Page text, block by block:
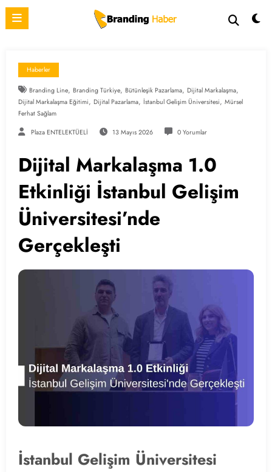
İçeriğe
Haberler
Branding Line, Branding Türkiye, Bütünleşik Pazarlama, Dijital Markalaşma,
Dijital Markalaşma Eğitimi, Dijital Pazarlama, İstanbul Gelişim Üniversitesi, Mürsel
Ferhat Sağlam
Plaza ENTELEKTÜELİ 13 Mayıs 2026 0 Yorumlar
Dijital Markalaşma 1.0
Etkinliği İstanbul Gelişim
Üniversitesi’nde
Gerçekleşti
İstanbul Gelişim Üniversitesi